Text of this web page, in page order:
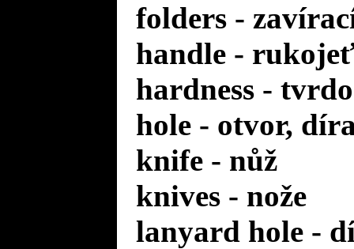
folders -
handle -
hardness -
hole - otvor,
knife - nůž
knives - nože
lanyard hole -